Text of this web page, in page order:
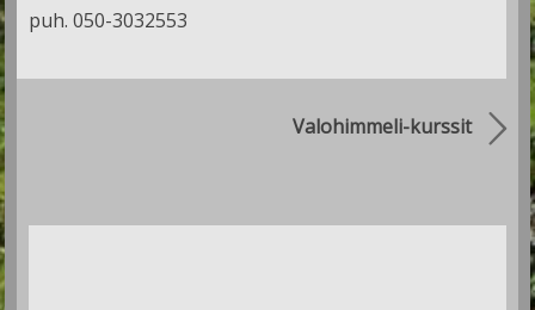
puh. 050-3032553
Valohimmeli-kurssit